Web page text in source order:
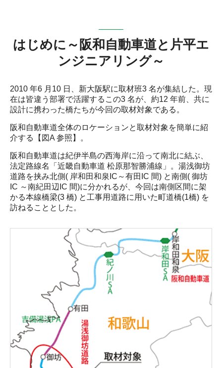
はじめに～阪和自動車道と片平エ
ンジニアリング～
2010 年6 月10 日、新大阪駅に取材班3 名が集結した。現
在は皆違う部署で活躍するこの3 名が、約12 年前、共に
設計に携わった橋たちが今回の取材対象である。
阪和自動車道全体のロケーションと取材対象を簡単に紹
介する【図A 参照】。
阪和自動車道は紀伊半島の西海岸に沿って南北に結ぶ、
法定路線名「近畿自動車道 松原那智勝浦線」。湯浅御坊
道路を挟み北側( 岸和田和泉IC～有田IC 間) と南側( 御坊
IC ～南紀田辺IC 間)に分かれるが、今回は南側区間に架
かる本線橋梁(3 橋) と工事用道路に用いた町道橋(1橋) を
訪ねることとした。